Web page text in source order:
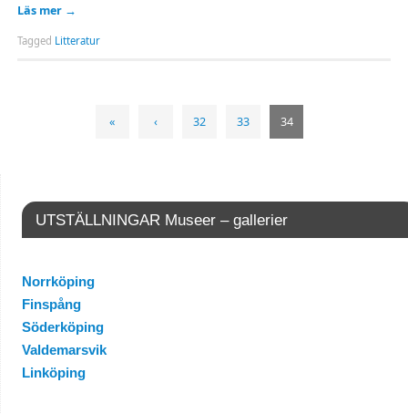
Läs mer →
Tagged Litteratur
« ‹ 32 33 34
UTSTÄLLNINGAR Museer – gallerier
Norrköping
Finspång
Söderköping
Valdemarsvik
Linköping